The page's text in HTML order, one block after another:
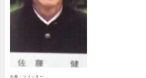
出典：ツイッター